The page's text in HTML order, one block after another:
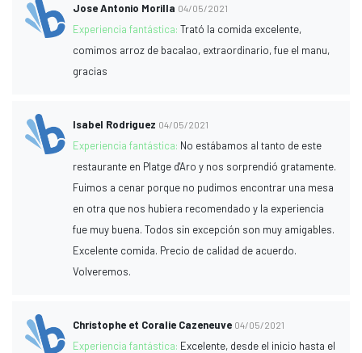
Jose Antonio Morilla 04/05/2021
Experiencia fantástica:Trató la comida excelente,
comimos arroz de bacalao, extraordinario, fue el manu,
gracias
Isabel Rodriguez 04/05/2021
Experiencia fantástica: No estábamos al tanto de este
restaurante en Platge d'Aro y nos sorprendió gratamente.
Fuimos a cenar porque no pudimos encontrar una mesa
en otra que nos hubiera recomendado y la experiencia
fue muy buena. Todos sin excepción son muy amigables.
Excelente comida. Precio de calidad de acuerdo.
Volveremos.
Christophe et Coralie Cazeneuve 04/05/2021
Experiencia fantástica: Excelente, desde el inicio hasta el